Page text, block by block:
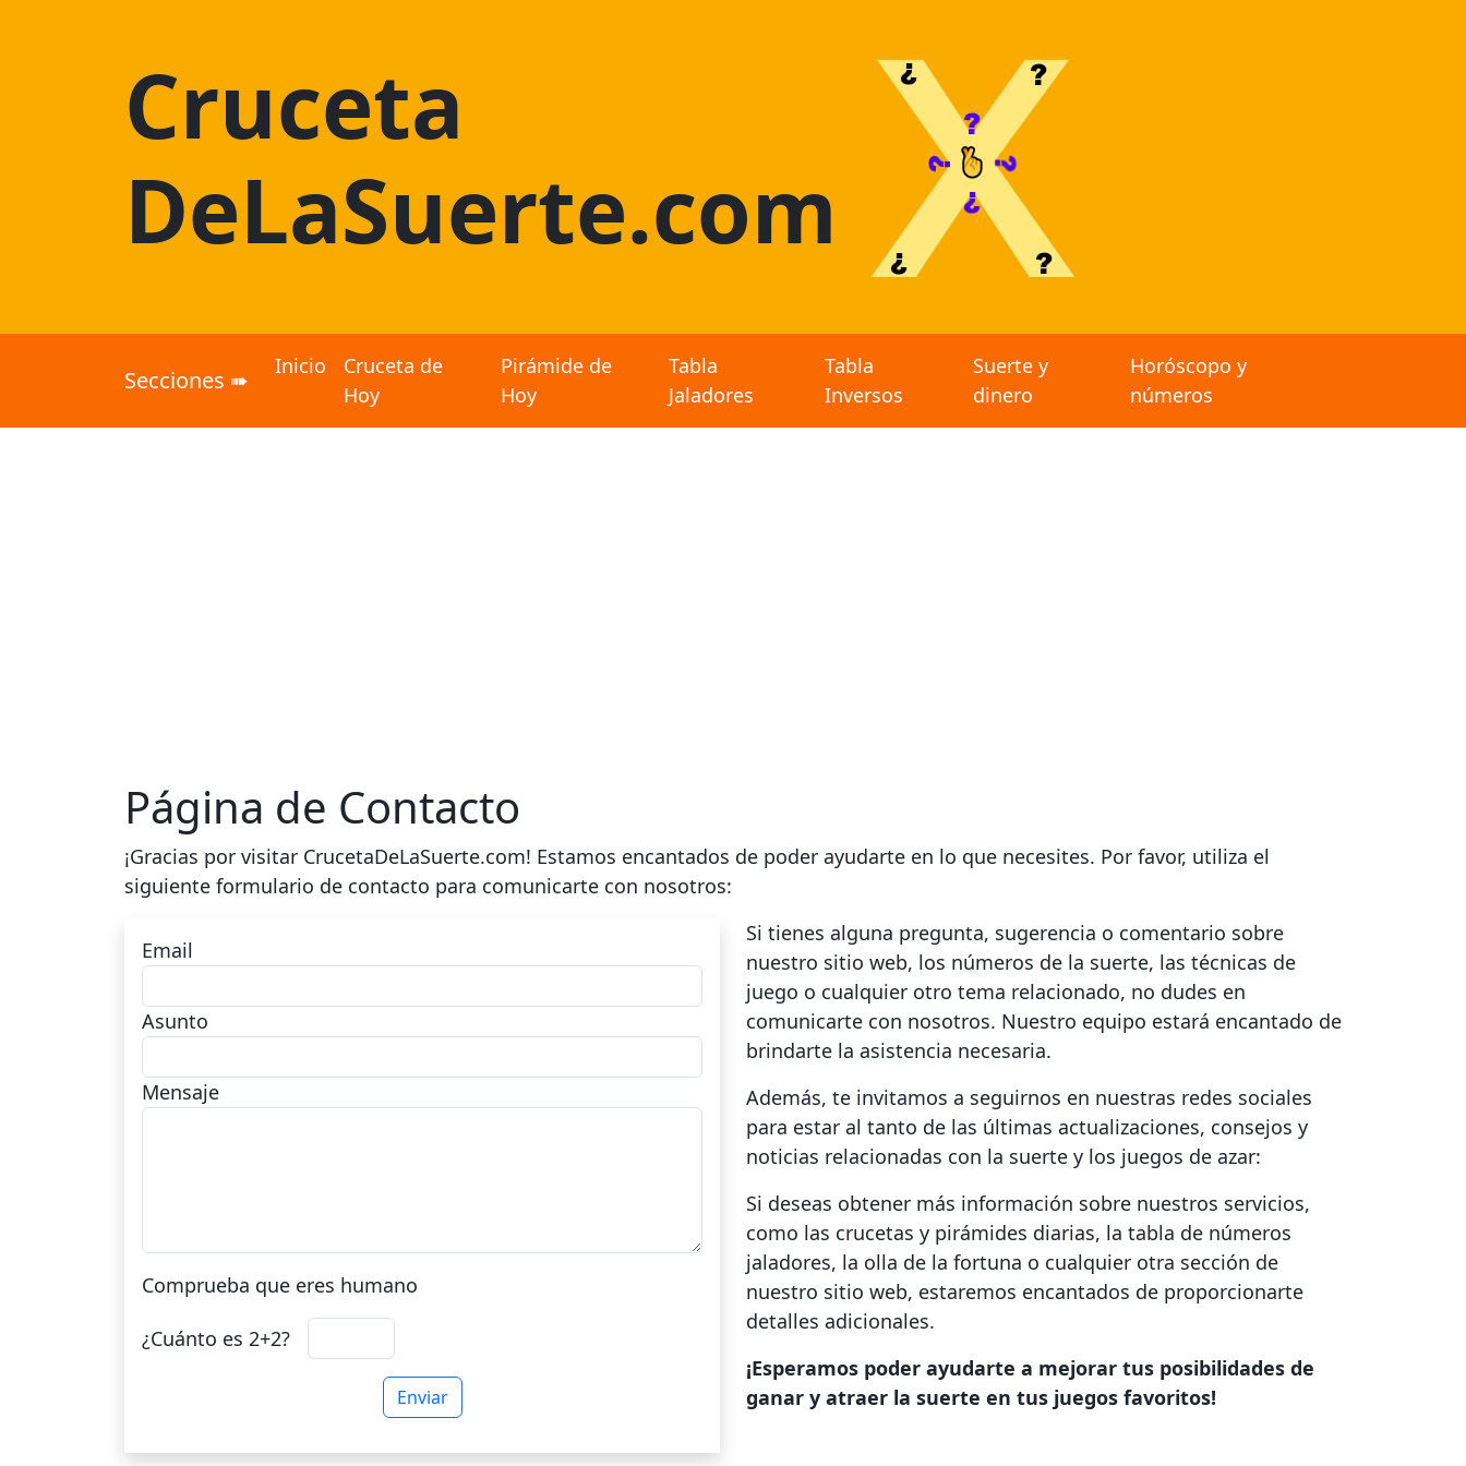
Cruceta
DeLaSuerte.com
Secciones ➠ Inicio
Cruceta de
Hoy
Pirámide de
Hoy
Tabla
Jaladores
Tabla
Inversos
Suerte y
dinero
Horóscopo y
números
Página de Contacto
¡Gracias por visitar CrucetaDeLaSuerte.com! Estamos encantados de poder ayudarte en lo que necesites. Por favor, utiliza el
siguiente formulario de contacto para comunicarte con nosotros:
Email
Asunto
Mensaje
Comprueba que eres humano
¿Cuánto es 2+2?
Enviar
Si tienes alguna pregunta, sugerencia o comentario sobre
nuestro sitio web, los números de la suerte, las técnicas de
juego o cualquier otro tema relacionado, no dudes en
comunicarte con nosotros. Nuestro equipo estará encantado de
brindarte la asistencia necesaria.
Además, te invitamos a seguirnos en nuestras redes sociales
para estar al tanto de las últimas actualizaciones, consejos y
noticias relacionadas con la suerte y los juegos de azar:
Si deseas obtener más información sobre nuestros servicios,
como las crucetas y pirámides diarias, la tabla de números
jaladores, la olla de la fortuna o cualquier otra sección de
nuestro sitio web, estaremos encantados de proporcionarte
detalles adicionales.
¡Esperamos poder ayudarte a mejorar tus posibilidades de
ganar y atraer la suerte en tus juegos favoritos!